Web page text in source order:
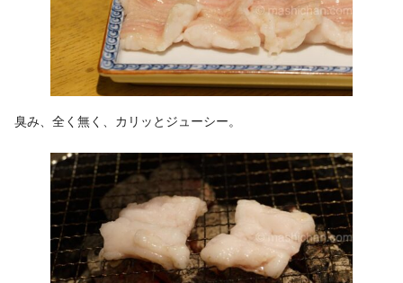
臭み、全く無く、カリッとジューシー。